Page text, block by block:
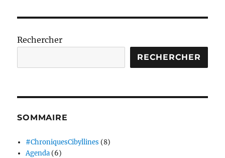
Rechercher
RECHERCHER
SOMMAIRE
#ChroniquesCibyllines (8)
Agenda(6)